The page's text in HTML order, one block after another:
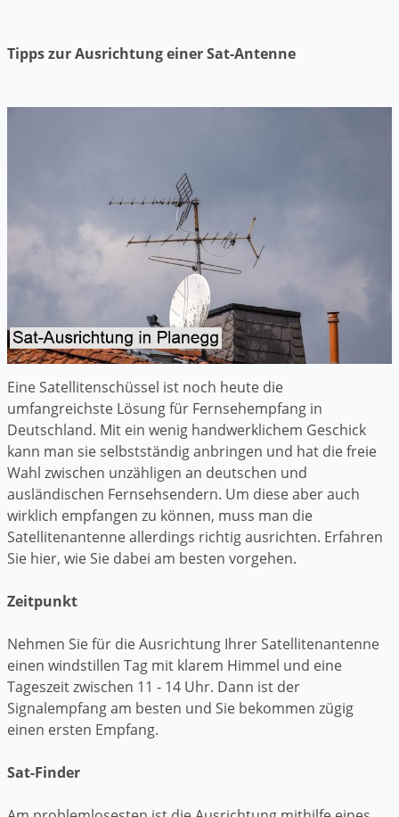
Tipps zur Ausrichtung einer Sat-Antenne
Eine Satellitenschüssel ist noch heute die
umfangreichste Lösung für Fernsehempfang in
Deutschland. Mit ein wenig handwerklichem Geschick
kann man sie selbstständig anbringen und hat die freie
Wahl zwischen unzähligen an deutschen und
ausländischen Fernsehsendern. Um diese aber auch
wirklich empfangen zu können, muss man die
Satellitenantenne allerdings richtig ausrichten. Erfahren
Sie hier, wie Sie dabei am besten vorgehen.
Zeitpunkt
Nehmen Sie für die Ausrichtung Ihrer Satellitenantenne
einen windstillen Tag mit klarem Himmel und eine
Tageszeit zwischen 11 - 14 Uhr. Dann ist der
Signalempfang am besten und Sie bekommen zügig
einen ersten Empfang.
Sat-Finder